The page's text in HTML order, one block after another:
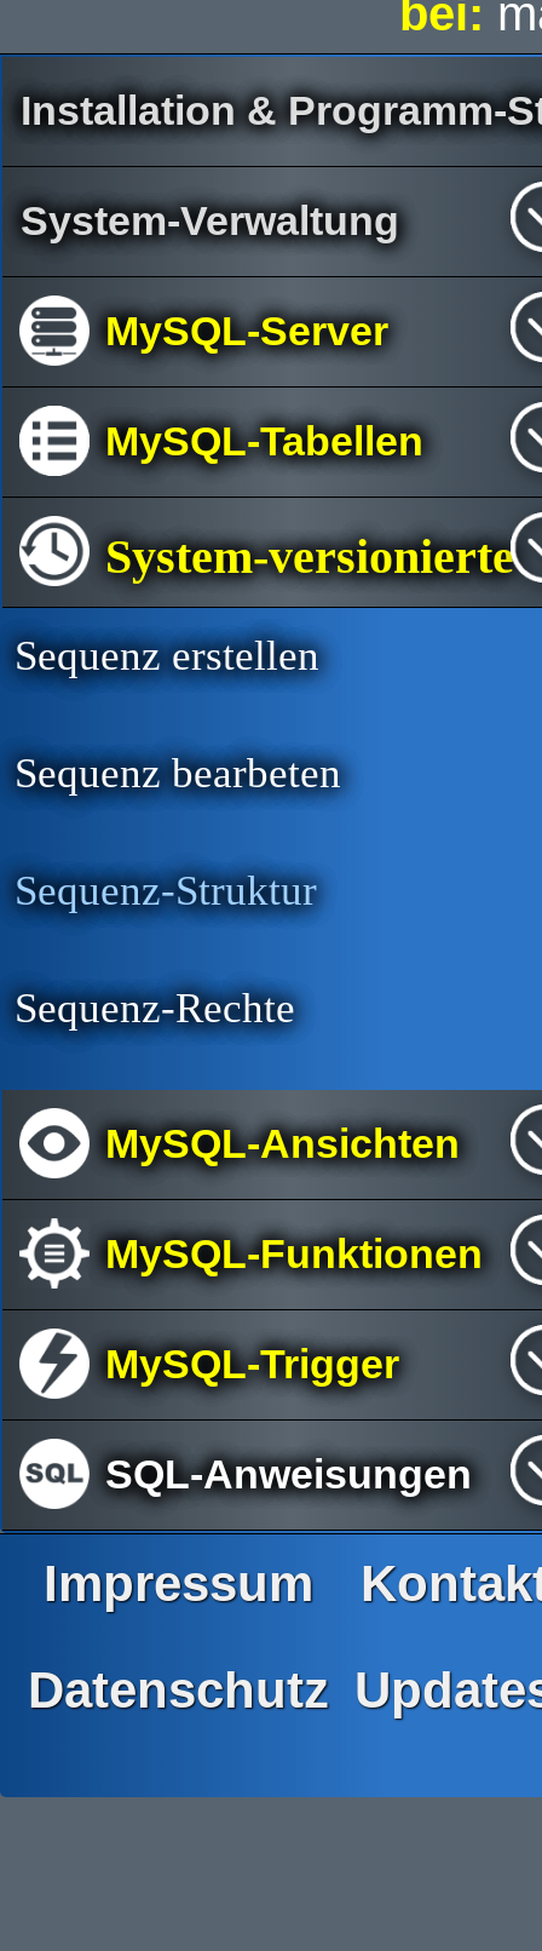
bei:
Installation & Programm-
System-Verwaltung
MySQL-Server
MySQL-Tabellen
System-versionierte
Sequenz erstellen
Sequenz bearbeten
Sequenz-Struktur
Sequenz-Rechte
MySQL-Ansichten
MySQL-Funktionen
MySQL-Trigger
SQL-Anweisungen
Impressum
Datenschutz